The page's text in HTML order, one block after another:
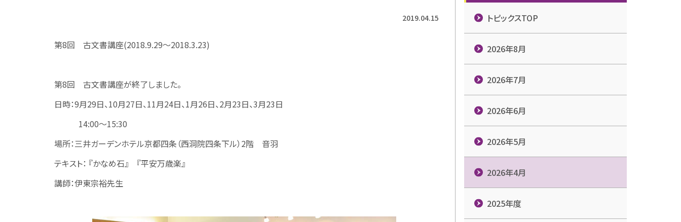
トピックスTOP
2026年8月
2026年7月
2026年6月
2026年5月
2026年4月
2025年度
2019.04.15
第8回 古文書講座(2018.9.29～2018.3.23)
第8回 古文書講座が終了しました。
日時：9月29日、10月27日、11月24日、1月26日、2月23日、3月23日
14:00～15:30
場所：三井ガーデンホテル京都四条（西洞院四条下ル）2階 音羽
テキスト： 『かなめ石』 『平安万歳楽』
講師：伊東宗裕先生